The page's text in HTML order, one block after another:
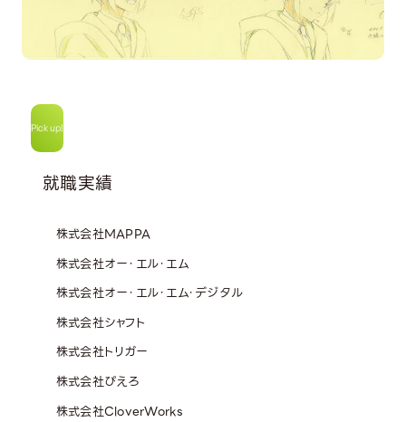
Pick up!
就職実績
株式会社MAPPA
株式会社オー・エル・エム
株式会社オー・エル・エム・デジタル
株式会社シャフト
株式会社トリガー
株式会社ぴえろ
株式会社CloverWorks